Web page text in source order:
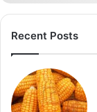
Recent Posts